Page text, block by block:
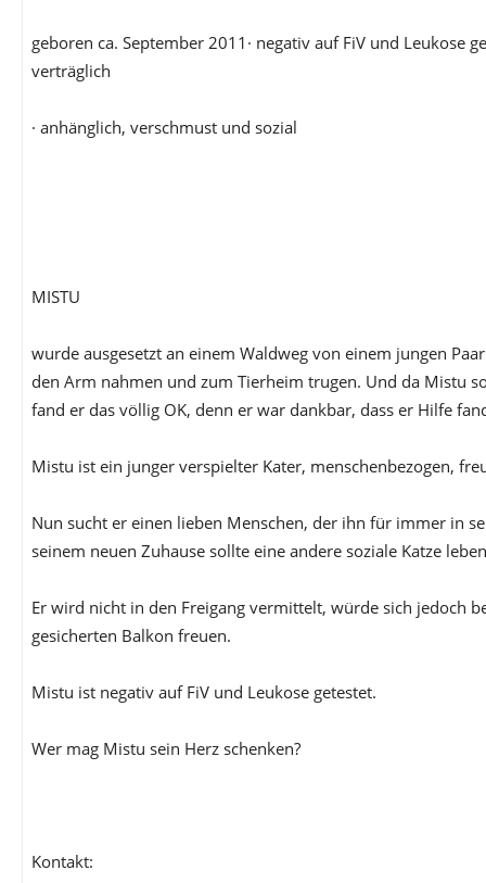
geboren ca. September 2011· negativ auf FiV und Leukose
verträglich
· anhänglich, verschmust und sozial
MISTU
wurde ausgesetzt an einem Waldweg von einem jungen
den Arm nahmen und zum Tierheim trugen. Und da Mistu
fand er das völlig OK, denn er war dankbar, dass er Hilfe
Mistu ist ein junger verspielter Kater, menschenbezogen,
Nun sucht er einen lieben Menschen, der ihn für immer in
seinem neuen Zuhause sollte eine andere soziale Katze
Er wird nicht in den Freigang vermittelt, würde sich jedoch
gesicherten Balkon freuen.
Mistu ist negativ auf FiV und Leukose getestet.
Wer mag Mistu sein Herz schenken?
Kontakt: